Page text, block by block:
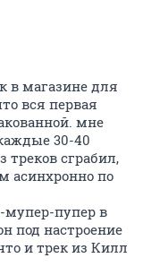
в магазине для
вся первая
мне
30-40
треков сграбил,
асинхронно по
мупер-пупер в
под настроение
и трек из Килл